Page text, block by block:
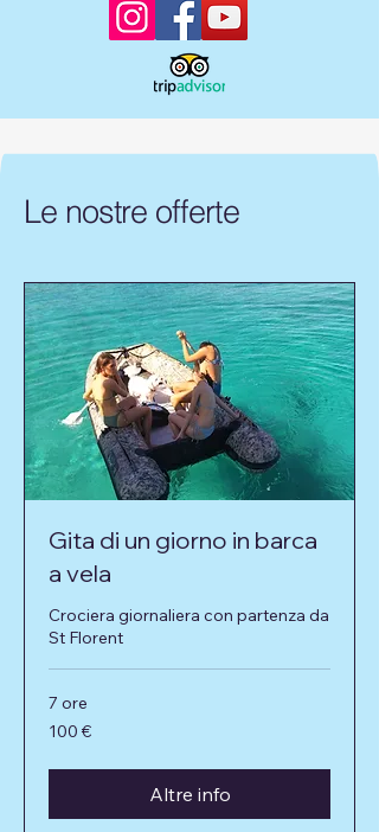
Le nostre offerte
Gita di un giorno in barca
a vela
Crociera giornaliera con partenza da
St Florent
7 ore
100
euro
100 €
Altre info